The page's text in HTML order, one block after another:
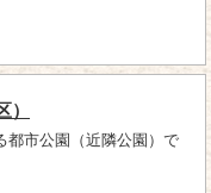
）
都市公園（近隣公園）で